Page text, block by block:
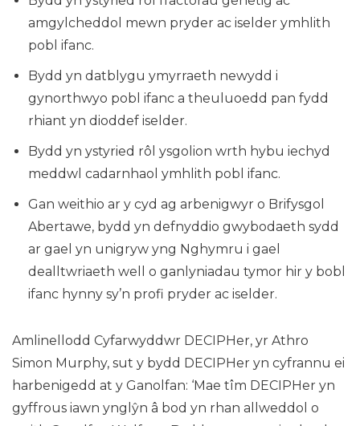
amgylcheddol mewn pryder ac iselder ymhlith
pobl ifanc.
Bydd yn datblygu ymyrraeth newydd i
gynorthwyo pobl ifanc a theuluoedd pan fydd
rhiant yn dioddef iselder.
Bydd yn ystyried rôl ysgolion wrth hybu iechyd
meddwl cadarnhaol ymhlith pobl ifanc.
Gan weithio ar y cyd ag arbenigwyr o Brifysgol
Abertawe, bydd yn defnyddio gwybodaeth sydd
ar gael yn unigryw yng Nghymru i gael
dealltwriaeth well o ganlyniadau tymor hir y bobl
ifanc hynny sy’n profi pryder ac iselder.
Amlinellodd Cyfarwyddwr DECIPHer, yr Athro
Simon Murphy, sut y bydd DECIPHer yn cyfrannu ei
harbenigedd at y Ganolfan: ‘Mae tîm DECIPHer yn
gyffrous iawn ynglŷn â bod yn rhan allweddol o